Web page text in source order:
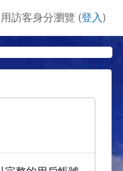
訪客身分瀏覽 (登入 )